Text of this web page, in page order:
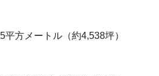
方メートル（約4,538坪）